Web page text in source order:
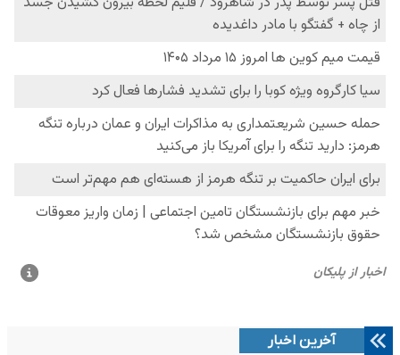
آخرین اخبار